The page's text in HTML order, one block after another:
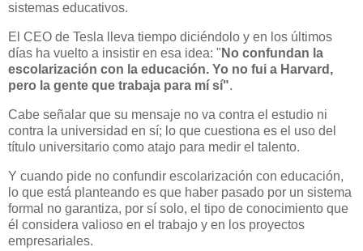
sistemas educativos.
El CEO de Tesla lleva tiempo diciéndolo y en los últimos
días ha vuelto a insistir en esa idea: " No confundan la
escolarización con la educación. Yo no fui a Harvard,
pero la gente que trabaja para mí sí".
Cabe señalar que su mensaje no va contra el estudio ni
contra la universidad en sí; lo que cuestiona es el uso del
título universitario como atajo para medir el talento.
Y cuando pide no confundir escolarización con educación,
lo que está planteando es que haber pasado por un sistema
formal no garantiza, por sí solo, el tipo de conocimiento que
él considera valioso en el trabajo y en los proyectos
empresariales.